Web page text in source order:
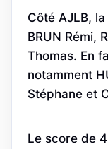
Côté AJLB,
BRUN Rémi,
Thomas. En
notamment
Stéphane et
Le score de